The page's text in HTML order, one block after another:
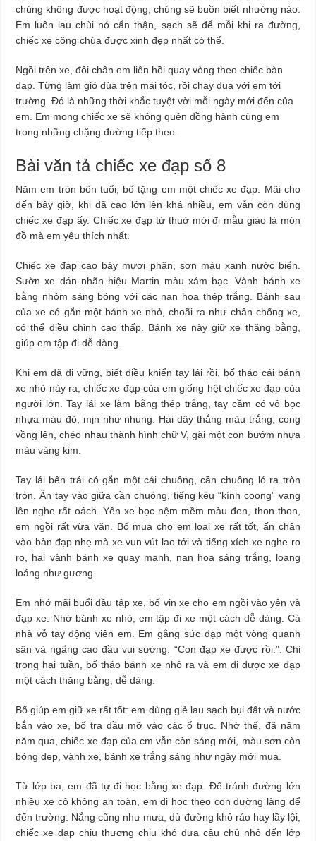
chúng không được hoạt động, chúng sẽ buồn biết nhường nào.
Em luôn lau chùi nó cẩn thận, sạch sẽ để mỗi khi ra đường,
chiếc xe công chúa được xinh đẹp nhất có thể.
Ngồi trên xe, đôi chân em liên hồi quay vòng theo chiếc bàn
đạp. Từng làm gió đùa trên mái tóc, rồi chạy đua với em tới
trường. Đó là những thời khắc tuyệt vời mỗi ngày mới đến của
em. Em mong chiếc xe sẽ không quên đồng hành cùng em
trong những chặng đường tiếp theo.
Bài văn tả chiếc xe đạp số 8
Năm em tròn bốn tuổi, bố tặng em một chiếc xe đạp. Mãi cho
đến bây giờ, khi đã cao lớn lên khá nhiều, em vẫn còn dùng
chiếc xe đạp ấy. Chiếc xe đạp từ thuở mới đi mẫu giáo là món
đồ mà em yêu thích nhất.
Chiếc xe đạp cao bảy mươi phân, sơn màu xanh nước biển.
Sườn xe dán nhãn hiệu Martin màu xám bạc. Vành bánh xe
bằng nhôm sáng bóng với các nan hoa thép trắng. Bánh sau
của xe có gắn một bánh xe nhỏ, choãi ra như chân chống xe,
có thể điều chỉnh cao thấp. Bánh xe này giữ xe thăng bằng,
giúp em tập đi dễ dàng.
Khi em đã đi vững, biết điều khiển tay lái rồi, bố tháo cái bánh
xe nhỏ này ra, chiếc xe đạp của em giống hệt chiếc xe đạp của
người lớn. Tay lái xe làm bằng thép trắng, tay cầm có vỏ bọc
nhựa màu đỏ, mịn như nhung. Hai dây thắng màu trắng, cong
vồng lên, chéo nhau thành hình chữ V, gài một con bướm nhựa
màu vàng kim.
Tay lái bên trái có gắn một cái chuông, cần chuông ló ra tròn
tròn. Ấn tay vào giữa cần chuông, tiếng kêu “kính coong” vang
lên nghe rất oách. Yên xe bọc nệm mềm màu đen, thon thon,
em ngồi rất vừa vặn. Bố mua cho em loại xe rất tốt, ấn chân
vào bàn đạp nhẹ mà xe vun vút lao tới và tiếng xích xe nghe ro
ro, hai vành bánh xe quay mạnh, nan hoa sáng trắng, loang
loáng như gương.
Em nhớ mãi buổi đầu tập xe, bố vịn xe cho em ngồi vào yên và
đạp xe. Nhờ bánh xe nhỏ, em tập đi xe một cách dễ dàng. Cả
nhà vỗ tay động viên em. Em gắng sức đạp một vòng quanh
sân và ngẩng cao đầu vui sướng: “Con đạp xe được rồi.”. Chỉ
trong hai tuần, bố tháo bánh xe nhỏ ra và em đi được xe đạp
một cách thăng bằng, dễ dàng.
Bố giúp em giữ xe rất tốt: em dùng giẻ lau sạch bụi đất và nước
bắn vào xe, bố tra dầu mỡ vào các ổ trục. Nhờ thế, đã năm
năm qua, chiếc xe đạp của cm vẫn còn sáng mới, màu sơn còn
bóng đẹp, vành xe, bánh xe trắng sáng như ngày mới mua.
Từ lớp ba, em đã tự đi học bằng xe đạp. Để tránh đường lớn
nhiều xe cộ không an toàn, em đi học theo con đường làng để
đến trường. Nắng cũng như mưa, dù đường khô ráo hay lầy lội,
chiếc xe đạp chịu thương chịu khó đưa cậu chủ nhỏ đến lớp